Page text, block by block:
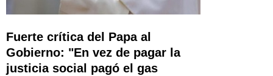
Fuerte crítica del Papa al
Gobierno: "En vez de pagar la
justicia social pagó el gas